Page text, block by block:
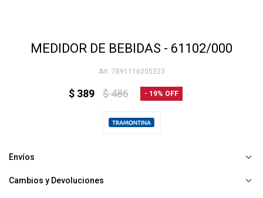
MEDIDOR DE BEBIDAS - 61102/000
7891116005323
$ 389 $486 19
Envíos
Cambios y Devoluciones